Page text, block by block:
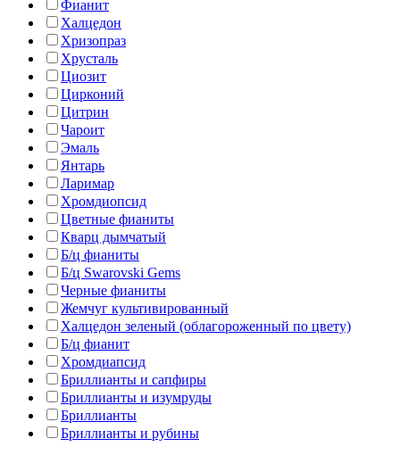
Фианит
Халцедон
Хризопраз
Хрусталь
Циозит
Цирконий
Цитрин
Чароит
Эмаль
Янтарь
Ларимар
Хромдиопсид
Цветные фианиты
Кварц дымчатый
Б/ц фианиты
Б/ц Swarovski Gems
Черные фианиты
Жемчуг культивированный
Халцедон зеленый (облагороженный по цвету)
Б/ц фианит
Хромдиапсид
Бриллианты и сапфиры
Бриллианты и изумруды
Бриллианты
Бриллианты и рубины